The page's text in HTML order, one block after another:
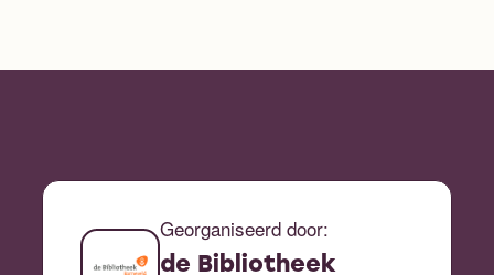
Georganiseerd door:
de Bibliotheek